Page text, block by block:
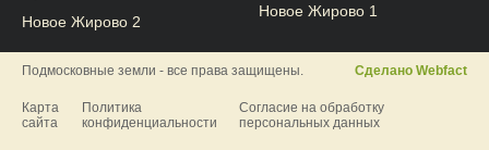
Новое Жирово 2
Новое Жирово 1
Подмосковные земли - все права защищены. Сделано Webfact
Карта
сайта
Политика
конфиденциальности
Согласие на обработку
персональных данных